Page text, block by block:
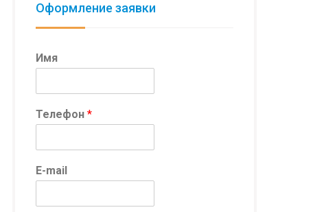
Оформление заявки
Имя
Телефон*
*
И
я
E-mail